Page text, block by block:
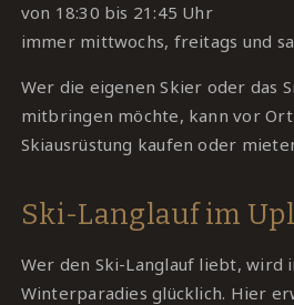
von 18:30 bis 21:45 Uhr
immer mittwochs, freitags und
Wer die eigenen Skier oder das
mitbringen möchte, kann vor
Skiausrüstung kaufen oder
Ski-Langlauf im
Wer den Ski-Langlauf liebt, wird
Winterparadies glücklich. Hier